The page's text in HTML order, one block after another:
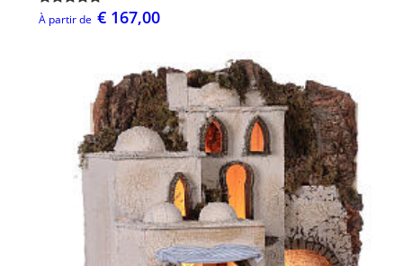
À partir de € 167,00